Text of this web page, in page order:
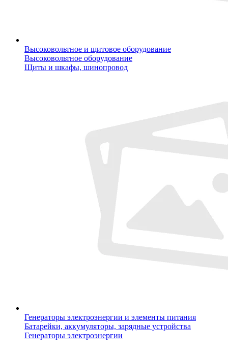
Высоковольтное и щитовое оборудование
Высоковольтное оборудование
Щиты и шкафы, шинопровод
Генераторы электроэнергии и элементы питания
Батарейки, аккумуляторы, зарядные устройства
Генераторы электроэнергии